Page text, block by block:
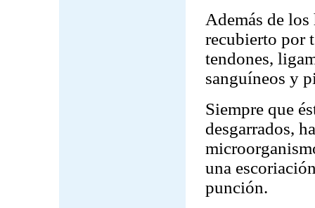
Además de
recubierto por
tendones,
sanguíneos y
Siempre que
desgarrados,
una
punción.